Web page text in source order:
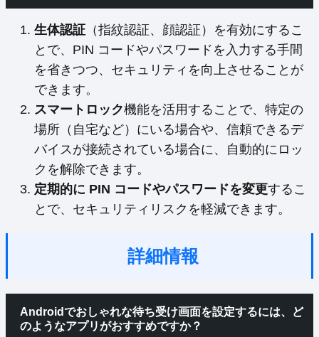
生体認証 （指紋認証、顔認証）を有効にするこ
とで、PIN コードやパスワードを入力する手間
を省きつつ、セキュリティを向上させることが
できます。
スマートロック機能を活用することで、特定の
場所（自宅など）にいる場合や、信頼できるデ
バイスが接続されている場合に、自動的にロッ
クを解除できます。
定期的に PIN コードやパスワードを変更するこ
とで、セキュリティリスクを軽減できます。
詳細情報
Androidでおしゃれな待ち受け画面を設定するには、ど
のようなアプリがおすすめですか？